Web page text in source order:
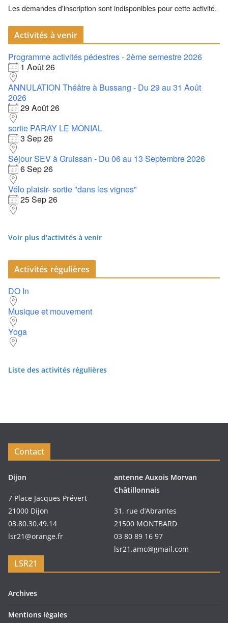
Les demandes d'inscription sont indisponibles pour cette activité.
Activités à venir
Programme activités pédestres - 2ème semestre 2026
1 Août 26
ANNULATION Théâtre à Bussang - Du 29 au 31 Août
2026
29 Août 26
sortie PARAY LE MONIAL
3 Sep 26
Séjour SEV à Gruissan - Du 06 au 13 Septembre 2026
6 Sep 26
Vélo plaisir- sortie "dans les vignes"
25 Sep 26
Voir plus d'activités à venir
Activités régulières
DO In
Musique et mouvement
Yoga
Liste des activités régulières
Contact
Dijon
7 Place Jacques Prévert
21000 Dijon
03.80.30.49.14
lsr21@orange.fr
antenne Auxois Morvan
Châtillonnais
31, rue d’Abrantes
21500 MONTBARD
03 80 89 16 97
lsr21.amc@gmail.com
LSR21
Archives
Mentions légales